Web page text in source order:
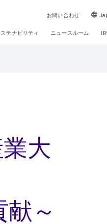
お問い合わせ
テナビリティ ニュースルーム
大
～